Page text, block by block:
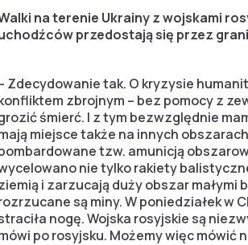
na terenie Ukrainy z wojskami
przedostają się przez
Zdecydowanie tak. O kryzysie
zbrojnym – bez pomocy z
śmierć. I z tym bezwzględnie
miejsce także na innych
tzw. amunicją
nie tylko rakiety
i zarzucają duży obszar małymi
są miny. W poniedziałek w
nogę. Wojska rosyjskie są
po rosyjsku. Możemy więc